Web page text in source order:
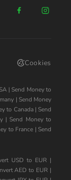
Cookies
| Send Money to
| Send Money
to Canada| Send
| Send Money to
to France | Send
USD to EUR |
AED to EUR |